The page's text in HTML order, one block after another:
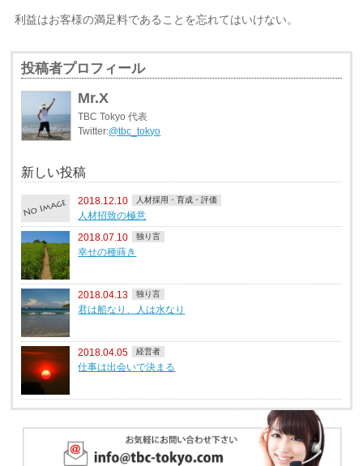
利益はお客様の満足料であることを忘れてはいけない。
投稿者プロフィール
Mr.X
TBC Tokyo 代表
Twitter:@tbc_tokyo
新しい投稿
2018.12.10 人材採用・育成・評価
人材招致の極意
2018.07.10 独り言
幸せの種蒔き
2018.04.13 独り言
君は船なり、人は水なり
2018.04.05 経営者
仕事は出会いで決まる